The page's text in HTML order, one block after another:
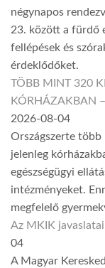
négynapos
23. között a fürdő
fellépések és
érdeklődőket.
TÖBB MINT 320
KÓRHÁZAKBAN
2026-08-04
Országszerte
jelenleg
egészségügyi
intézményeket.
megfelelő
Az MKIK
04
A Magyar